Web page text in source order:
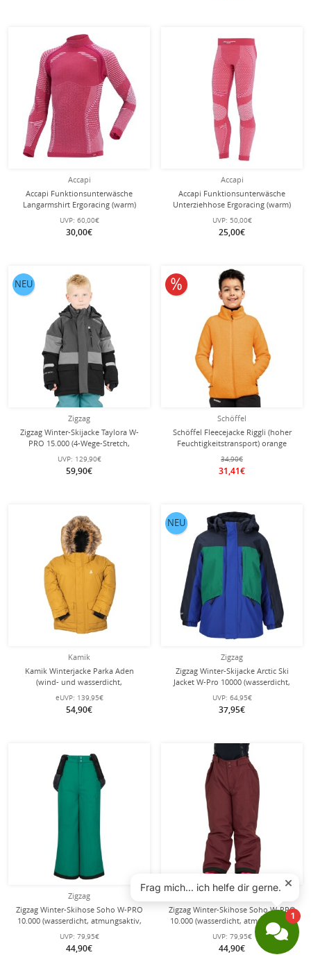
Accapi
Accapi Funktionsunterwäsche
Langarmshirt Ergoracing (warm)
pink Mädchen
UVP: 60,00€
30,00€
Accapi
Accapi Funktionsunterwäsche
Unterziehhose Ergoracing (warm)
pink Mädchen
UVP: 50,00€
25,00€
Zigzag
Zigzag Winter-Skijacke Taylora W-
PRO 15.000 (4-Wege-Stretch,
wasserdicht, winddicht)
grau/schwarz Kinder
UVP: 129,90€
59,90€
NEU
Schöffel
Schöffel Fleecejacke Riggli (hoher
Feuchtigkeitstransport) orange
Kinder
34,90€
31,41€
10% reduziert
Kamik
Kamik Winterjacke Parka Aden
(wind- und wasserdicht,
reflektierend) gelb Kinder
eUVP: 139,95€
54,90€
Zigzag
Zigzag Winter-Skijacke Arctic Ski
Jacket W-Pro 10000 (wasserdicht,
winddicht) navyblau/grün/blau
Kinder
UVP: 64,95€
37,95€
NEU
Zigzag
Zigzag Winter-Skihose Soho W-PRO
10.000 (wasserdicht, atmungsaktiv,
winddicht) grün Kinder
UVP: 79,95€
44,90€
Zigzag Winter-Skihose Soho W-PRO
10.000 (wasserdicht, atmungsaktiv,
winddicht) weinrot Kinder
UVP: 79,95€
44,90€